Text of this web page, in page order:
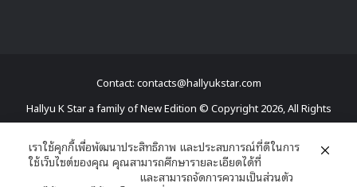
Contact: contacts@hallyukstar.com
Hallyu K Star a family of New Edition © Copyright 2026, All Rights
Dailymotion
เราใช้คุกกี้เพื่อพัฒนาประสิทธิภาพ และประสบการณ์ที่ดีในการ
ใช้เว็บไซต์ของคุณ คุณสามารถศึกษารายละเอียดได้ที่
และสามารถจัดการความเป็นส่วนตัว